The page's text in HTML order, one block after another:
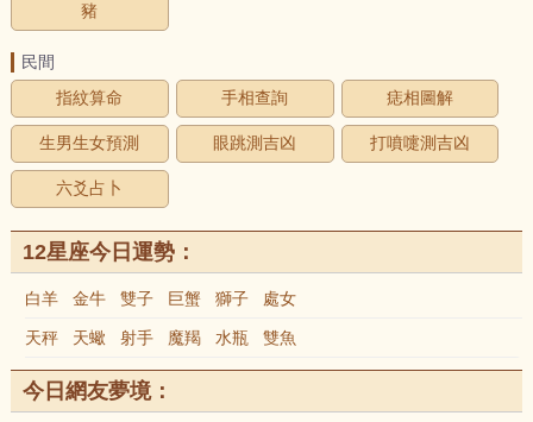
豬
民間
指紋算命
手相查詢 痣相圖解
生男生女預測 眼跳測吉凶 打噴嚏測吉凶
六爻占卜
12星座今日運勢：
白羊 金牛 雙子 巨蟹 獅子 處女
天秤 天蠍 射手 魔羯 水瓶 雙魚
今日網友夢境：